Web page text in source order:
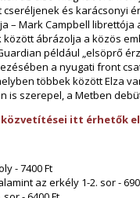
és karácsonyi
– Mark Campbell librettója
ábrázolja a közös
például „elsöprő
a nyugati front
többek között Elza
is szerepel, a Metben
közvetítései itt érhetők
- 7400 Ft
az erkély 1-2. sor -